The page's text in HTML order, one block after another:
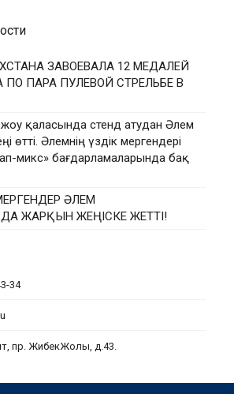
ЗАВОЕВАЛА 12 МЕДАЛЕЙ
ПО ПАРА ПУЛЕВОЙ СТРЕЛЬБЕ В
қаласында стенд атудан Әлем
өтті. Әлемнің үздік мергендері
микс» бағдарламаларында бақ
ӘЛЕМ
ЖАРҚЫН ЖЕҢІСКЕ ЖЕТТІ!
34
пр. ЖибекЖолы, д.43.